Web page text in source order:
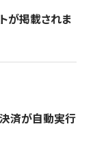
が掲載されま
済が自動実行